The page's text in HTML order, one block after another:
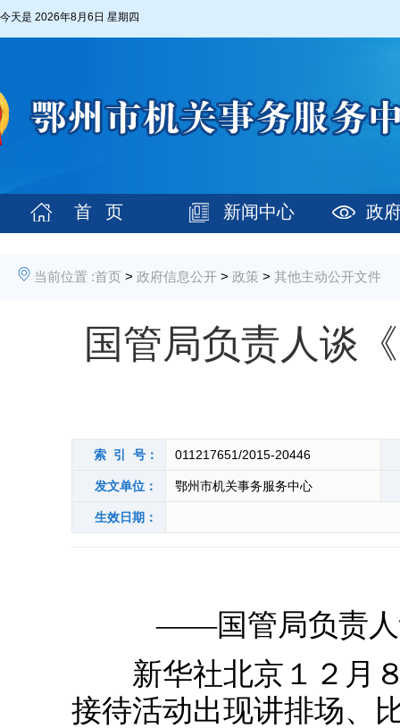
今天是 2026年8月6日 星期四
首 页 新闻中心 政
当前位置 :首页 > 政府信息公开 > 政策 > 其他主动公开文件
国管局负责人谈
索 引 号： 011217651/2015-20446
发文单位： 鄂州市机关事务服务中心
生效日期：
——国管局负责人
新华社北京１２月８
接待活动出现讲排场、